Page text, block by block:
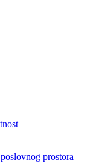
prostora